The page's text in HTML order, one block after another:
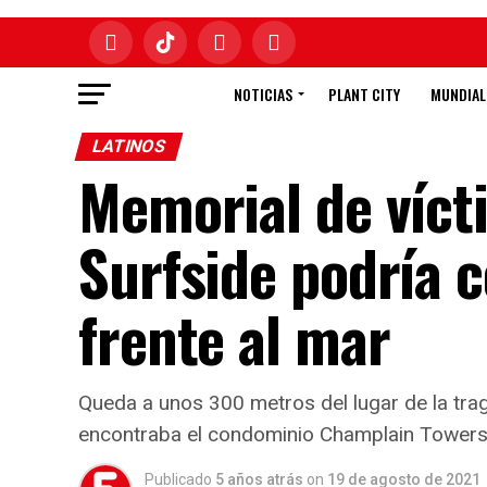
NOTICIAS PLANT CITY
LATINOS
Memorial de
Surfside podría
frente al mar
Queda a unos 300 metros del lugar de la
encontraba el condominio Champlain
Publicado 5 años atrás on 19 de agosto de 2021